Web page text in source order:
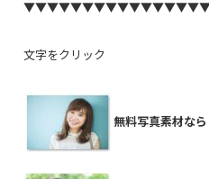
文字をクリック
無料写真素材なら